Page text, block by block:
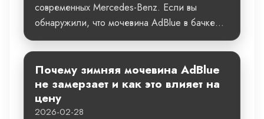
современных Mercedes-Benz. Если вы
обнаружили, что мочевина AdBlue в бачке...
Почему зимняя мочевина AdBlue
не замерзает и как это влияет на
цену
2026-02-28